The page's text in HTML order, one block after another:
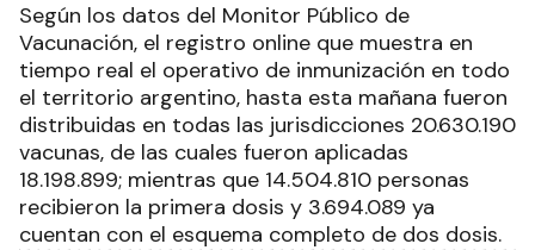
Según los datos del Monitor Público de
Vacunación, el registro online que muestra en
tiempo real el operativo de inmunización en todo
el territorio argentino, hasta esta mañana fueron
distribuidas en todas las jurisdicciones 20.630.190
vacunas, de las cuales fueron aplicadas
18.198.899; mientras que 14.504.810 personas
recibieron la primera dosis y 3.694.089 ya
cuentan con el esquema completo de dos dosis.